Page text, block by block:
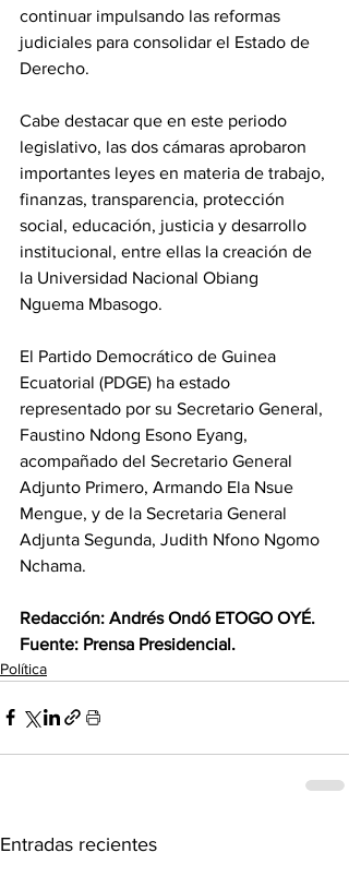
continuar impulsando las reformas
judiciales para consolidar el Estado de
Derecho.
‎Cabe destacar que en este periodo
legislativo, las dos cámaras aprobaron
importantes leyes en materia de trabajo,
finanzas, transparencia, protección
social, educación, justicia y desarrollo
institucional, entre ellas la creación de
la Universidad Nacional Obiang
Nguema Mbasogo.
‎El Partido Democrático de Guinea
Ecuatorial (PDGE) ha estado
representado por su Secretario General,
Faustino Ndong Esono Eyang,
acompañado del Secretario General
Adjunto Primero, Armando Ela Nsue
Mengue, y de la Secretaria General
Adjunta Segunda, Judith Nfono Ngomo
Nchama.
‎Redacción: Andrés Ondó ETOGO OYÉ.
‎Fuente: Prensa Presidencial.
Política
Entradas recientes